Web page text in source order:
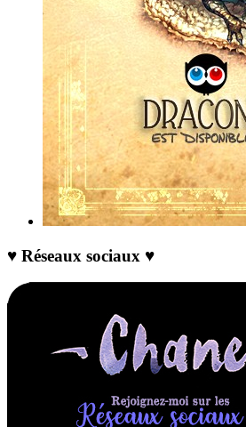
♥ Réseaux sociaux ♥